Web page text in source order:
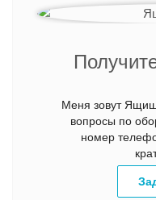
Меня зовут
вопросы по
номер